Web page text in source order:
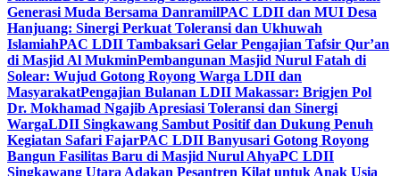
Generasi Muda Bersama DanramilPAC LDII dan MUI Desa
Hanjuang: Sinergi Perkuat Toleransi dan Ukhuwah
IslamiahPAC LDII Tambaksari Gelar Pengajian Tafsir Qur’an
di Masjid Al MukminPembangunan Masjid Nurul Fatah di
Solear: Wujud Gotong Royong Warga LDII dan
MasyarakatPengajian Bulanan LDII Makassar: Brigjen Pol
Dr. Mokhamad Ngajib Apresiasi Toleransi dan Sinergi
WargaLDII Singkawang Sambut Positif dan Dukung Penuh
Kegiatan Safari FajarPAC LDII Banyusari Gotong Royong
Bangun Fasilitas Baru di Masjid Nurul AhyaPC LDII
Singkawang Utara Adakan Pesantren Kilat untuk Anak Usia